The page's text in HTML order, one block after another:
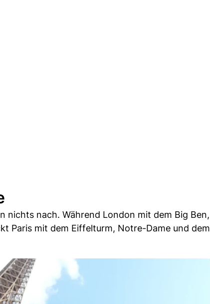
nichts nach. Während London mit dem Big Ben,
Paris mit dem Eiffelturm, Notre-Dame und dem